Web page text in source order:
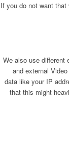
If you do not want
We also use different
and external
data like your IP
that this might